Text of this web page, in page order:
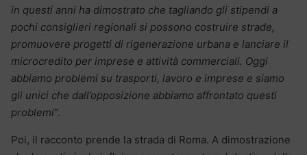
in questi anni ha dimostrato che tagliando gli stipendi a
pochi consiglieri regionali si possono costruire strade,
promuovere progetti di rigenerazione urbana e lanciare il
microcredito per imprese e attività commerciali. Oggi
abbiamo problemi su trasporti, lavoro e imprese e siamo
gli unici che dall’opposizione abbiamo affrontato questi
problemi“.
Poi, il racconto prende la strada di Roma. A dimostrazione